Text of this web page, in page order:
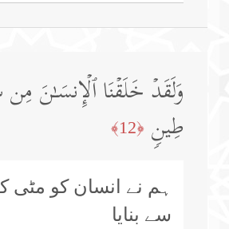
وَلَقَدۡ خَلَقۡنَا ٱلۡإِنسَـٰنَ
طِینࣲ ﴿12﴾
ہم نے انسان کو
سے بنایا